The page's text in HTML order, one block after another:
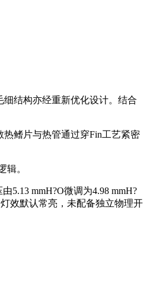
结构亦经重新优化设计。结合
鳍片与热管通过穿Fin工艺紧密
辑。
5.13 mmH?O微调为4.98 mmH?
效默认常亮，未配备独立物理开